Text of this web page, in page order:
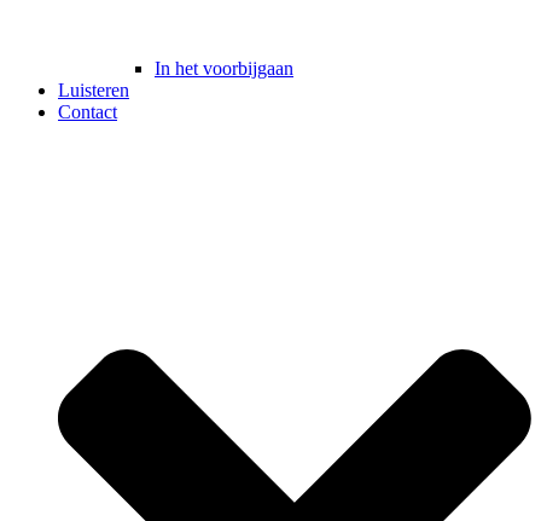
In het voorbijgaan
Luisteren
Contact